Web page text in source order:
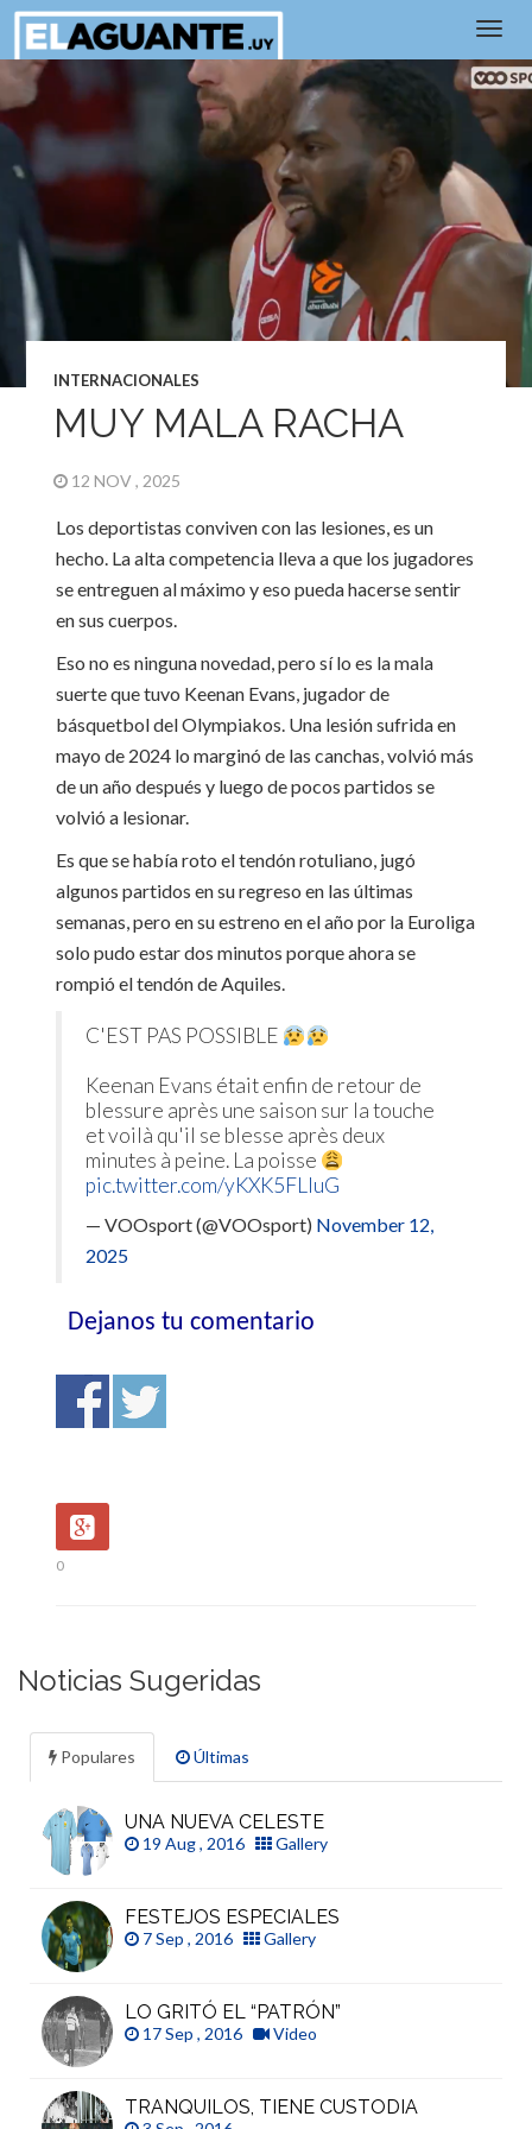
INTERNACIONALES
MUY MALA RACHA
12 NOV , 2025
Los deportistas conviven con las lesiones, es un
hecho. La alta competencia lleva a que los jugadores
se entreguen al máximo y eso pueda hacerse sentir
en sus cuerpos.
Eso no es ninguna novedad, pero sí lo es la mala
suerte que tuvo Keenan Evans, jugador de
básquetbol del Olympiakos. Una lesión sufrida en
mayo de 2024 lo marginó de las canchas, volvió más
de un año después y luego de pocos partidos se
volvió a lesionar.
Es que se había roto el tendón rotuliano, jugó
algunos partidos en su regreso en las últimas
semanas, pero en su estreno en el año por la Euroliga
solo pudo estar dos minutos porque ahora se
rompió el tendón de Aquiles.
C'EST PAS POSSIBLE
Keenan Evans était enfin de retour de
blessure après une saison sur la touche
et voilà qu'il se blesse après deux
minutes à peine. La poisse
pic.twitter.com/yKXK5FLIuG
— VOOsport (@VOOsport) November 12,
2025
Dejanos tu comentario
0
Noticias Sugeridas
Populares Últimas
UNA NUEVA CELESTE
19 Aug , 2016 Gallery
FESTEJOS ESPECIALES
7 Sep , 2016 Gallery
LO GRITÓ EL “PATRÓN”
17 Sep , 2016 Video
TRANQUILOS, TIENE CUSTODIA